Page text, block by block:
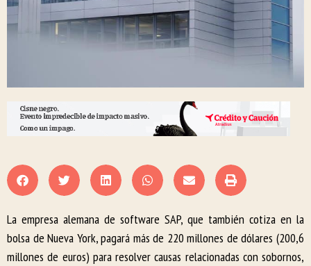
La empresa alemana de software SAP, que también cotiza en la
bolsa de Nueva York, pagará más de 220 millones de dólares (200,6
millones de euros) para resolver causas relacionadas con sobornos,